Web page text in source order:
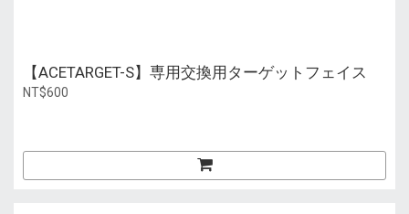
【ACETARGET-S】専用交換用ターゲットフェイス
NT$600